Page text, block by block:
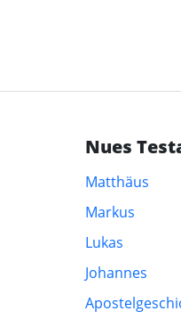
Nues
Matthäus
Markus
Lukas
Johannes